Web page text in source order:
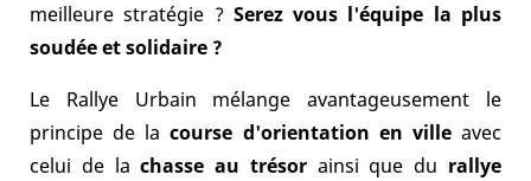
meilleure stratégie ? Serez vous l'équipe la plus
soudée et solidaire ?
Le Rallye Urbain mélange avantageusement le
principe de lacourse d'orientation en villeavec
celui de lachasse au trésorainsi que du rallye